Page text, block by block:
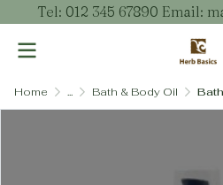
Tel: 012 345 67890 Email:
Home ... Bath & Body Oil